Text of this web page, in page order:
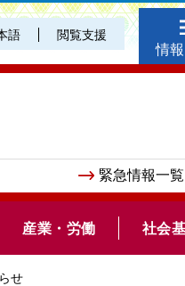
語 閲覧支援
情
緊急情報一覧
産業・労働 社会
せ